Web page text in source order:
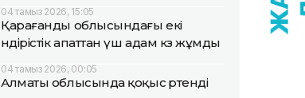
04 тамыз 2026, 15:05
Қарағанды облысындағы екі
өндірістік апаттан үш адам көз жұмды
04 тамыз 2026, 00:05
Алматы облысында қоқыс өртенді